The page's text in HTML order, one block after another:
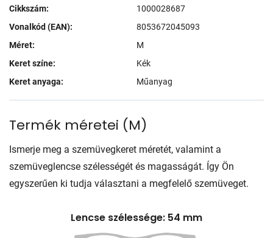
Cikkszám:
1000028687
Vonalkód (EAN):
8053672045093
Méret:
M
Keret színe:
Kék
Keret anyaga:
Műanyag
Termék méretei (M)
Ismerje meg a szemüvegkeret méretét, valamint a
szemüveglencse szélességét és magasságát. Így Ön
egyszerűen ki tudja választani a megfelelő szemüveget.
Lencse szélessége: 54 mm